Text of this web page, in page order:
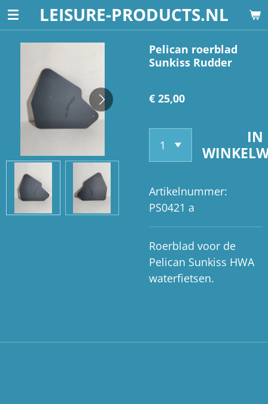
Ga
direct
naar
hoofdinhoud
LEISURE-PRODUCTS.NL
Pelican roerblad
Sunkiss Rudder
€ 25,00
IN
Artikelnummer:
PS0421 a
Roerblad voor de
Pelican Sunkiss HWA
waterfietsen.